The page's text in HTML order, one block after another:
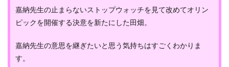
嘉納先生の止まらないストップウォッチを見て改めてオリン
ピックを開催する決意を新たにした田畑。
嘉納先生の意思を継ぎたいと思う気持ちはすごくわかりま
す。